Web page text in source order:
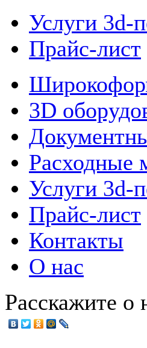
Услуги 3d-
Прайс-лист
3D
Расходные
Услуги 3d-
Прайс-лист
Контакты
О нас
Расскажите о